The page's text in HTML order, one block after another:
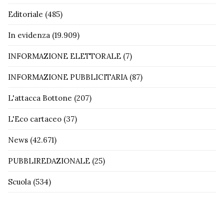
Editoriale (485)
In evidenza (19.909)
INFORMAZIONE ELETTORALE (7)
INFORMAZIONE PUBBLICITARIA(87)
L'attacca Bottone (207)
L'Eco cartaceo (37)
News (42.671)
PUBBLIREDAZIONALE (25)
Scuola (534)